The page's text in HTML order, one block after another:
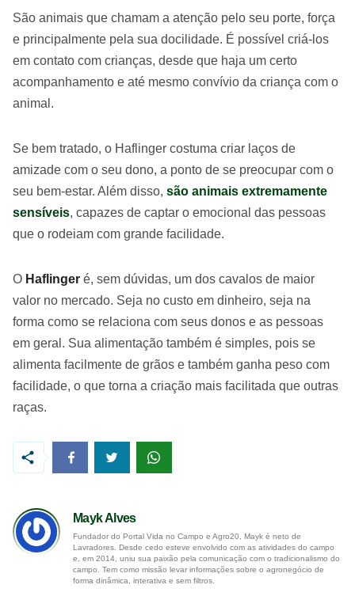
São animais que chamam a atenção pelo seu porte, força
e principalmente pela sua docilidade. É possível criá-los
em contato com crianças, desde que haja um certo
acompanhamento e até mesmo convívio da criança com o
animal.
Se bem tratado, o Haflinger costuma criar laços de
amizade com o seu dono, a ponto de se preocupar com o
seu bem-estar. Além disso, são animais extremamente
sensíveis, capazes de captar o emocional das pessoas
que o rodeiam com grande facilidade.
O Haflinger é, sem dúvidas, um dos cavalos de maior
valor no mercado. Seja no custo em dinheiro, seja na
forma como se relaciona com seus donos e as pessoas
em geral. Sua alimentação também é simples, pois se
alimenta facilmente de grãos e também ganha peso com
facilidade, o que torna a criação mais facilitada que outras
raças.
Mayk Alves
Fundador do Portal Vida no Campo e Agro20, Mayk é neto de
Lavradores. Desde cedo esteve envolvido com as atividades do campo
e, em 2014, uniu sua paixão pela comunicação com o tradicionalismo do
campo. Tem como missão levar informações sobre o agronegócio de
forma dinâmica, interativa e sem filtros.